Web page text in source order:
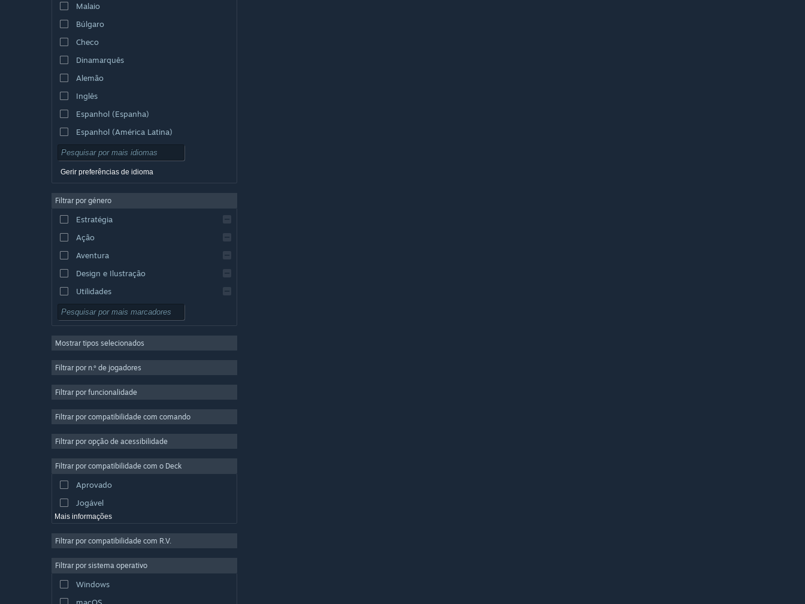
Malaio
Búlgaro
Checo
Dinamarquês
Alemão
Inglês
Espanhol (Espanha)
Espanhol (América Latina)
Gerir preferências de idioma
Filtrar por género
Estratégia
Ação
Aventura
Design e Ilustração
Utilidades
Grátis para Jogar
Multijogador em Massa
Casual
Simulação
Produção de Vídeo
Edição de Fotografias
Mostrar tipos selecionados
Filtrar por n.º de jogadores
Filtrar por funcionalidade
Filtrar por compatibilidade com comando
Filtrar por opção de acessibilidade
Filtrar por compatibilidade com o Deck
Aprovado
Jogável
Mais informações
Filtrar por compatibilidade com R.V.
Filtrar por sistema operativo
Windows